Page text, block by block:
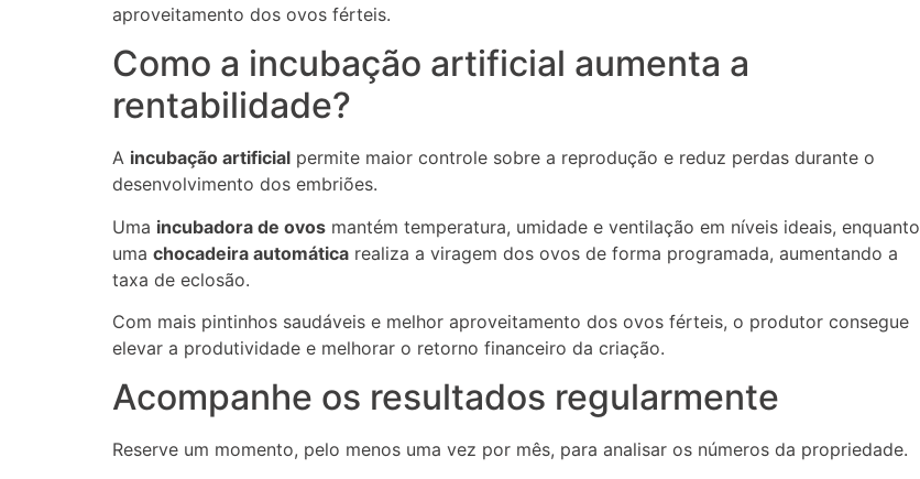
aproveitamento dos ovos férteis.
Como a incubação artificial aumenta a
rentabilidade?
A incubação artificial permite maior controle sobre a reprodução e reduz perdas durante o
desenvolvimento dos embriões.
Uma incubadora de ovos mantém temperatura, umidade e ventilação em níveis ideais, enquanto
uma chocadeira automática realiza a viragem dos ovos de forma programada, aumentando a
taxa de eclosão.
Com mais pintinhos saudáveis e melhor aproveitamento dos ovos férteis, o produtor consegue
elevar a produtividade e melhorar o retorno financeiro da criação.
Acompanhe os resultados regularmente
Reserve um momento, pelo menos uma vez por mês, para analisar os números da propriedade.